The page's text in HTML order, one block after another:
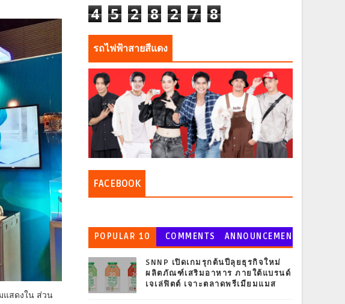
แสดงใน ส่วน
4 5 2 8 2 7 8
รถไฟฟ้าสายสีแดง
FACEBOOK
POPULAR 10 COMMENTS
ANNOUNCEMEN
T
SNNP เปิดเกมรุกต้นปีลุยธุรกิจใหม่
ผลิตภัณฑ์เสริมอาหาร ภายใต้แบรนด์
เจเล่ฟิตต์ เจาะตลาดพรีเมียมแมส